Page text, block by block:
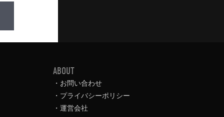
ABOUT
お問い合わせ
プライバシーポリシー
運営会社